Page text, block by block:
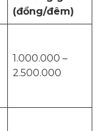
(đồng/đêm)
1.000.000 –
2.500.000